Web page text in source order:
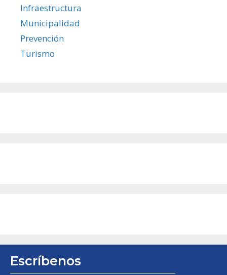
Infraestructura
Municipalidad
Prevención
Turismo
Escríbenos